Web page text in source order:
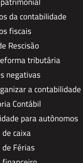
da contabilidade
fiscais
Rescisão
tributária
negativas
a
Contábil
para autônomos
caixa
Férias